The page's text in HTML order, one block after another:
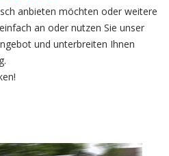
anbieten möchten oder weitere
an oder nutzen Sie unser
und unterbreiten Ihnen